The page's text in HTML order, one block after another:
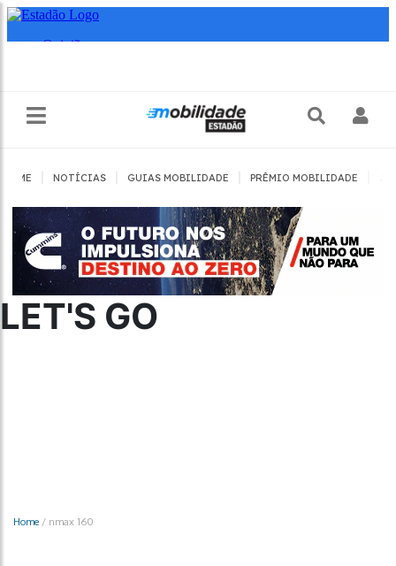
HOME NOTÍCIAS GUIAS MOBILIDADE PRÊMIO MOBILIDADE
LET'S GO
Home / nmax 160